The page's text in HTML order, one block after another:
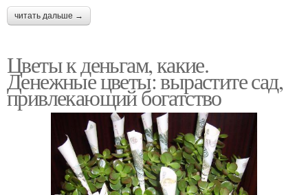
читать дальше →
Цветы к деньгам, какие.
Денежные цветы: вырастите сад,
привлекающий богатство